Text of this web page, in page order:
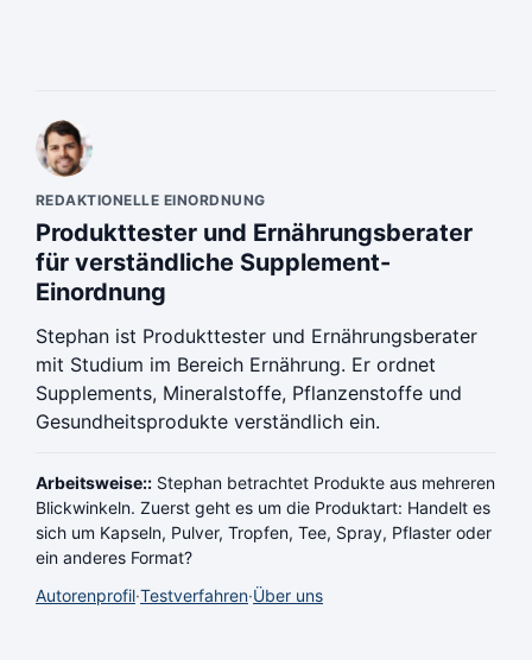
REDAKTIONELLE EINORDNUNG
Produkttester und Ernährungsberater
für verständliche Supplement-
Einordnung
Stephan ist Produkttester und Ernährungsberater
mit Studium im Bereich Ernährung. Er ordnet
Supplements, Mineralstoffe, Pflanzenstoffe und
Gesundheitsprodukte verständlich ein.
Arbeitsweise:: Stephan betrachtet Produkte aus mehreren
Blickwinkeln. Zuerst geht es um die Produktart: Handelt es
sich um Kapseln, Pulver, Tropfen, Tee, Spray, Pflaster oder
ein anderes Format?
Autorenprofil·Testverfahren·Über uns